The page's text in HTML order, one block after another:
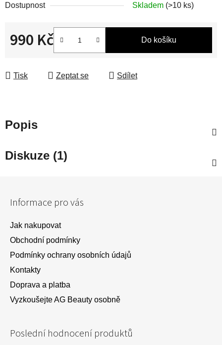
Dostupnost Skladem (>10 ks)
990 Kč Do košíku
Tisk Zeptat se Sdílet
Popis
Diskuze (1)
Informace pro vás
Jak nakupovat
Obchodní podmínky
Podmínky ochrany osobních údajů
Kontakty
Doprava a platba
Vyzkoušejte AG Beauty osobně
Poslední hodnocení produktů